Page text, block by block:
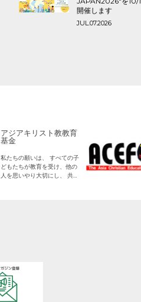
開催します
JUL.07.2026
アジアキリスト教教育
基金
私たちの願いは、 すべての子
どもたちが教育を受け、他の
人を思いやり大切にし、 共に